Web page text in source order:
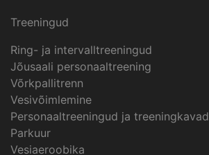
Treeningud
Ring- ja intervalltreeningud
Jõusaali personaaltreening
Võrkpallitrenn
Vesivõimlemine
Personaaltreeningud ja treeningkavad
Parkuur
Vesiaeroobika